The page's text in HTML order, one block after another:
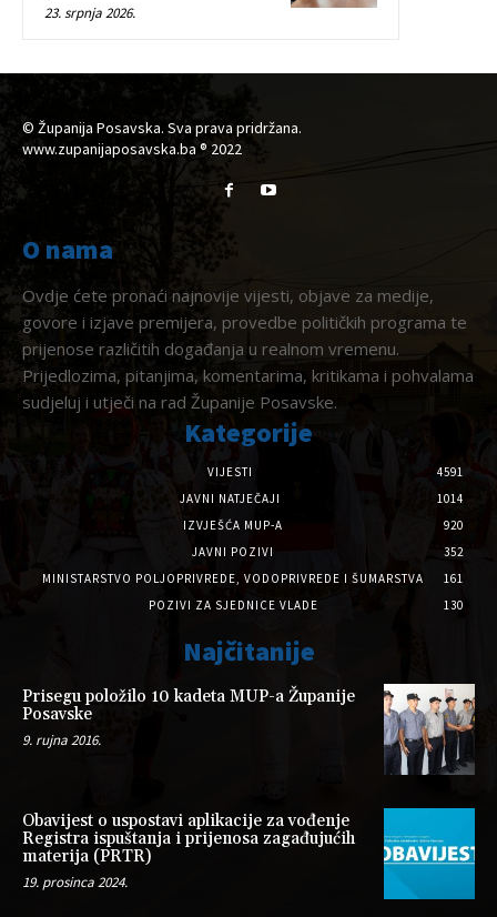
23. srpnja 2026.
© Županija Posavska. Sva prava pridržana.
www.zupanijaposavska.ba ® 2022
O nama
Ovdje ćete pronaći najnovije vijesti, objave za medije,
govore i izjave premijera, provedbe političkih programa te
prijenose različitih događanja u realnom vremenu.
Prijedlozima, pitanjima, komentarima, kritikama i pohvalama
sudjeluj i utječi na rad Županije Posavske.
Kategorije
VIJESTI
4591
JAVNI NATJEČAJI
1014
IZVJEŠĆA MUP-A
920
JAVNI POZIVI
352
MINISTARSTVO POLJOPRIVREDE, VODOPRIVREDE I ŠUMARSTVA
161
POZIVI ZA SJEDNICE VLADE
130
Najčitanije
Prisegu položilo 10 kadeta MUP-a Županije
Posavske
9. rujna 2016.
Obavijest o uspostavi aplikacije za vođenje
Registra ispuštanja i prijenosa zagađujućih
materija (PRTR)
19. prosinca 2024.